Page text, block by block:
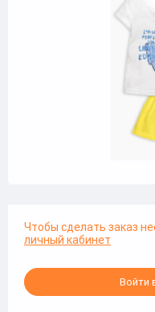
Чтобы сделать заказ
личный кабинет
Войти